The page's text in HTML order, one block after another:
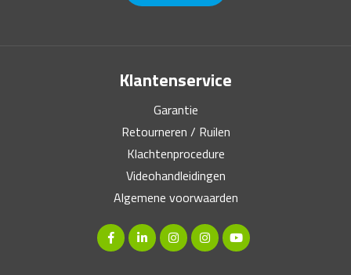
Klantenservice
Garantie
Retourneren / Ruilen
Klachtenprocedure
Videohandleidingen
Algemene voorwaarden